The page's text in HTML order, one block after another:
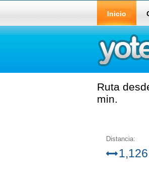
Inicio
Ruta
min.
Distancia: